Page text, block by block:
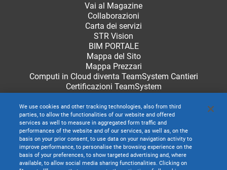
Vai al Magazine
Collaborazioni
Carta dei servizi
STR Vision
BIM PORTALE
Mappa del Sito
Mappa Prezzari
Computi in Cloud diventa TeamSystem Cantieri
Certificazioni TeamSystem
We use cookies and other tracking technologies, also from third
parties, to allow the functionalities of our website and offered
services as well to measure in aggregated form traffic and
performances of the website and of our services, as well as, on the
basis on your prior consent, to use data on your navigation activity to
improve performance, to personalise the browsing experience on the
basis of your preferences, to show targeted advertising and, where
available, to allow social media sharing functionalities. Clicking on